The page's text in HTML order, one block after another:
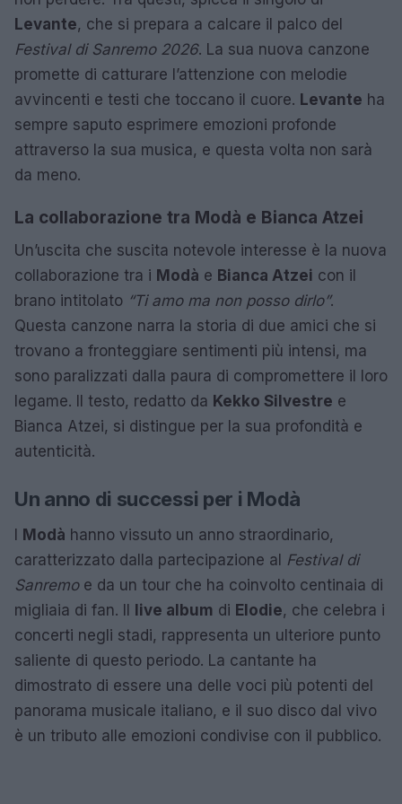
Levante, che si prepara a calcare il palco del
Festival di Sanremo 2026. La sua nuova canzone
promette di catturare l’attenzione con melodie
avvincenti e testi che toccano il cuore. Levante ha
sempre saputo esprimere emozioni profonde
attraverso la sua musica, e questa volta non sarà
da meno.
La collaborazione tra Modà e Bianca Atzei
Un’uscita che suscita notevole interesse è la nuova
collaborazione tra i Modà e Bianca Atzei con il
brano intitolato “Ti amo ma non posso dirlo”.
Questa canzone narra la storia di due amici che si
trovano a fronteggiare sentimenti più intensi, ma
sono paralizzati dalla paura di compromettere il loro
legame. Il testo, redatto da Kekko Silvestre e
Bianca Atzei, si distingue per la sua profondità e
autenticità.
Un anno di successi per i Modà
Modà hanno vissuto un anno straordinario,
caratterizzato dalla partecipazione al Festival di
Sanremoe da un tour che ha coinvolto centinaia di
migliaia di fan. Il
live album di Elodie, che celebra i
concerti negli stadi, rappresenta un ulteriore punto
saliente di questo periodo. La cantante ha
dimostrato di essere una delle voci più potenti del
panorama musicale italiano, e il suo disco dal vivo
è un tributo alle emozioni condivise con il pubblico.